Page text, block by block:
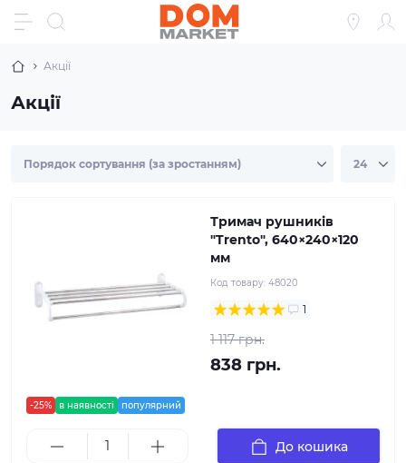
Акції
Акції
-25% в наявності популярний
Тримач рушників
"Trento", 640×240×120
мм
Код товару: 48020
1
1 117 грн.
838 грн.
До кошика